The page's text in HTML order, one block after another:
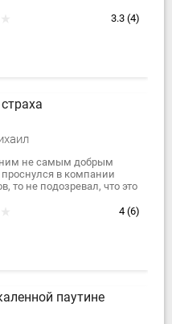
динамичен и
3.3 (4)
не самым добрым
в компании
то не подозревал, что это
выпутываться.
4 (6)
паутине